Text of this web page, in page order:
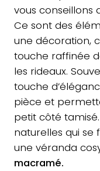
vous conseillons
Ce sont des
une décoration,
touche raffinée
les rideaux.
touche
pièce et
petit côté
naturelles qui
une véranda
macramé.